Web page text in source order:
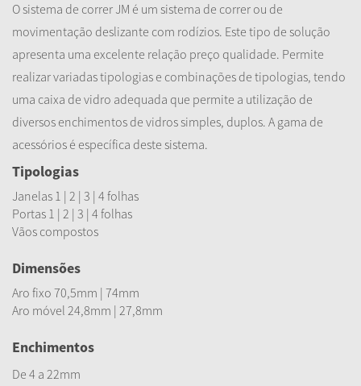
O sistema de correr JM é um sistema de correr ou de
movimentação deslizante com rodízios. Este tipo de solução
apresenta uma excelente relação preço qualidade. Permite
realizar variadas tipologias e combinações de tipologias, tendo
uma caixa de vidro adequada que permite a utilização de
diversos enchimentos de vidros simples, duplos. A gama de
acessórios é específica deste sistema.
Tipologias
Janelas 1 | 2 | 3 | 4 folhas
Portas 1 | 2 | 3 | 4 folhas
Vãos compostos
Dimensões
Aro fixo 70,5mm | 74mm
Aro móvel 24,8mm | 27,8mm
Enchimentos
De 4 a 22mm